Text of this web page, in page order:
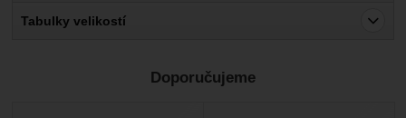
Nebyla přidána žádná recenze.
Tabulky velikostí
Doporučujeme